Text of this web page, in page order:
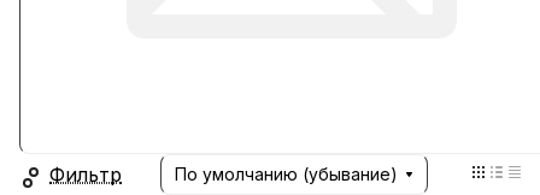
Фильтр По умолчанию (убывание)